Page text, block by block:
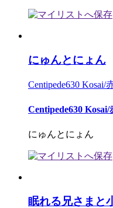
にゅんとにょん
Centipede630 Kosai/
Centipede630 Kosai/
にゅんとにょん
眠れる兄さまと